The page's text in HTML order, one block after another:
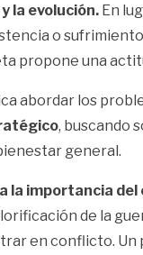
la evolución. En
o sufrimiento
propone una
abordar los
, buscando
general.
la importancia del
de la
en conflicto. Un